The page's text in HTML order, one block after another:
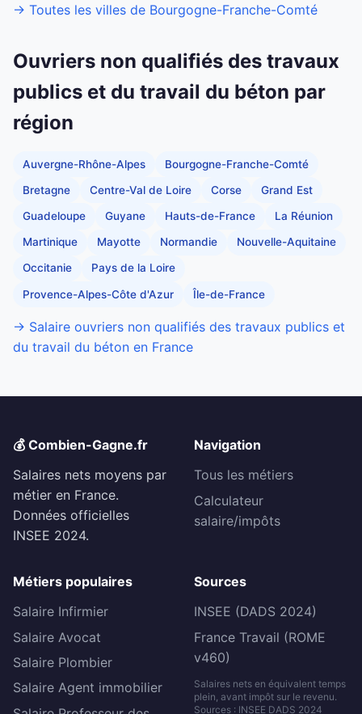
→ Toutes les villes de Bourgogne-Franche-Comté
Ouvriers non qualifiés des travaux
publics et du travail du béton par
région
Auvergne-Rhône-Alpes Bourgogne-Franche-Comté
Bretagne Centre-Val de Loire Corse Grand Est
Guadeloupe Guyane Hauts-de-France La Réunion
Martinique Mayotte Normandie Nouvelle-Aquitaine
Occitanie Pays de la Loire
Provence-Alpes-Côte d'Azur Île-de-France
→ Salaire ouvriers non qualifiés des travaux publics et
du travail du béton en France
💰 Combien-Gagne.fr
Salaires nets moyens par
métier en France.
Données officielles
INSEE 2024.
Navigation
Tous les métiers
Calculateur
salaire/impôts
Métiers populaires
Salaire Infirmier
Salaire Avocat
Salaire Plombier
Salaire Agent immobilier
Sources
INSEE (DADS 2024)
France Travail (ROME
v460)
Salaires nets en équivalent temps
plein, avant impôt sur le revenu.
Sources : INSEE DADS 2024